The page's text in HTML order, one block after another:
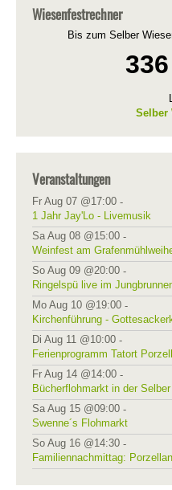
Wiesenfestrechner
Bis zum Selber
Selber
Veranstaltungen
Fr Aug 07 @17:00 -
1 Jahr Jay'Lo - Livemusik
Sa Aug 08 @15:00 -
Weinfest am
So Aug 09 @20:00 -
Ringelspü live im
Mo Aug 10 @19:00 -
Kirchenführung -
Di Aug 11 @10:00 -
Ferienprogramm Tatort
Fr Aug 14 @14:00 -
Bücherflohmarkt in der
Sa Aug 15 @09:00 -
Swenne´s Flohmarkt
So Aug 16 @14:30 -
Familiennachmittag: